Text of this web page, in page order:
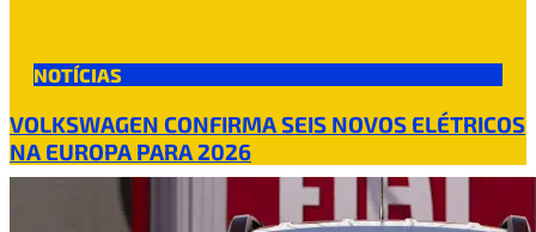
NOTÍCIAS
VOLKSWAGEN CONFIRMA SEIS NOVOS ELÉTRICOS
NA EUROPA PARA 2026